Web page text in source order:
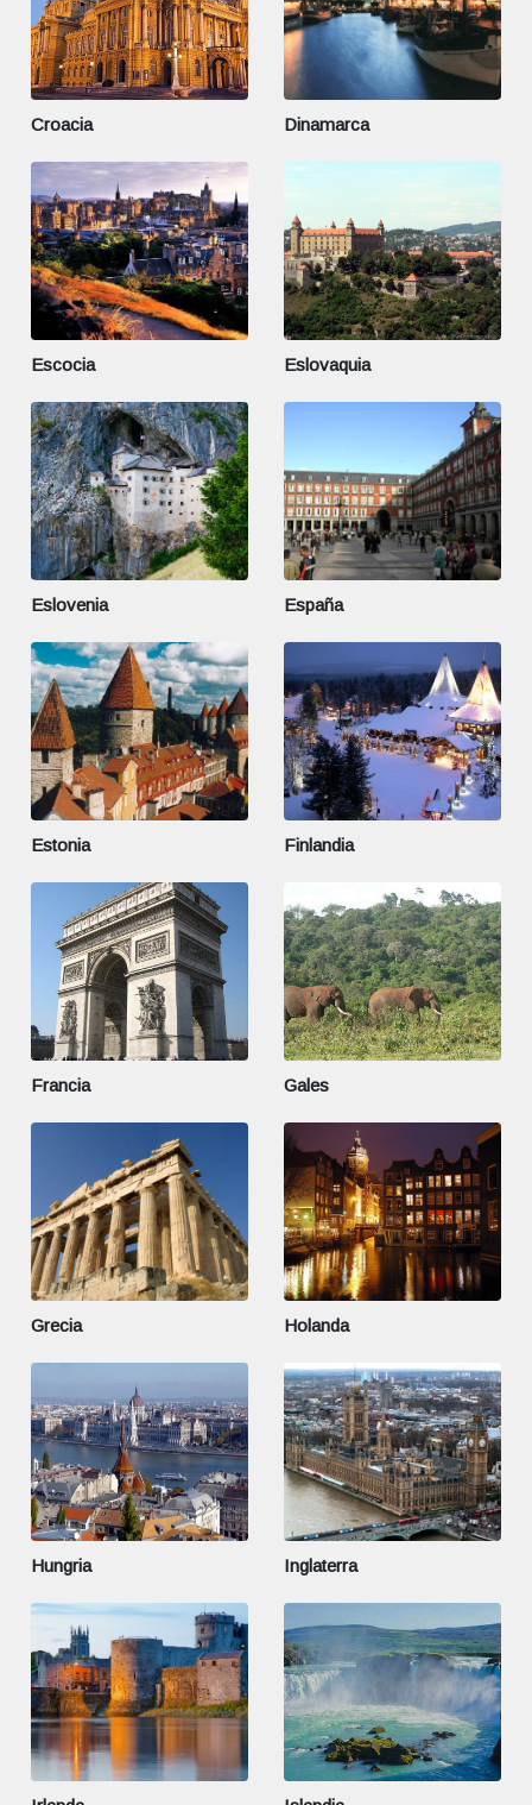
Croacia Dinamarca
Escocia Eslovaquia
Eslovenia España
Estonia Finlandia
Francia Gales
Grecia Holanda
Hungria Inglaterra